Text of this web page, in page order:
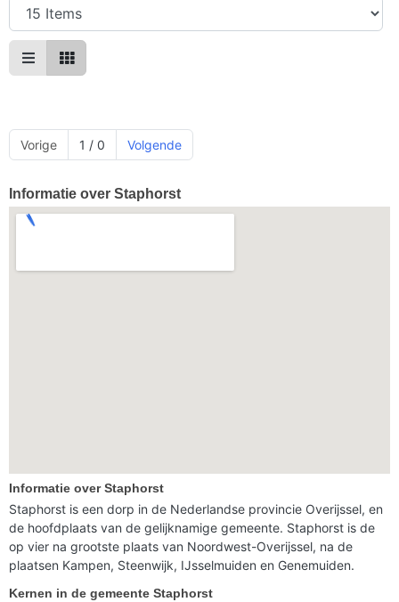
Vorige 1 / 0 Volgende
Informatie over Staphorst
Informatie over Staphorst
Staphorst is een dorp in de Nederlandse provincie Overijssel, en
de hoofdplaats van de gelijknamige gemeente. Staphorst is de
op vier na grootste plaats van Noordwest-Overijssel, na de
plaatsen Kampen, Steenwijk, IJsselmuiden en Genemuiden.
Kernen in de gemeente Staphorst